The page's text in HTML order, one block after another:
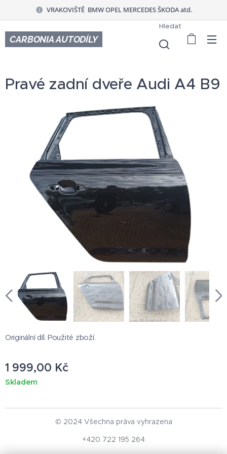
VRAKOVIŠTĚ BMW OPEL MERCEDES ŠKODA atd.
CARBONIA AUTODÍLY
Hledat
Pravé zadní dveře Audi A4 B9
Originální díl. Použité zboží.
1 999,00 Kč
Skladem
© 2024 Všechna práva vyhrazena
+420 722 195 264